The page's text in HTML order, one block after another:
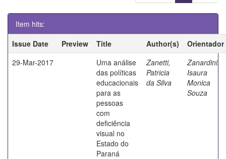
Item hits:
Issue Date
Preview Title Author(s)
Orientador
29-Mar-2017
Uma análise
das políticas
educacionais
para as
pessoas
com
deficiência
visual no
Estado do
Paraná
Zanetti,
Patricia
da Silva
Zanardini,
Isaura
Monica
Souza